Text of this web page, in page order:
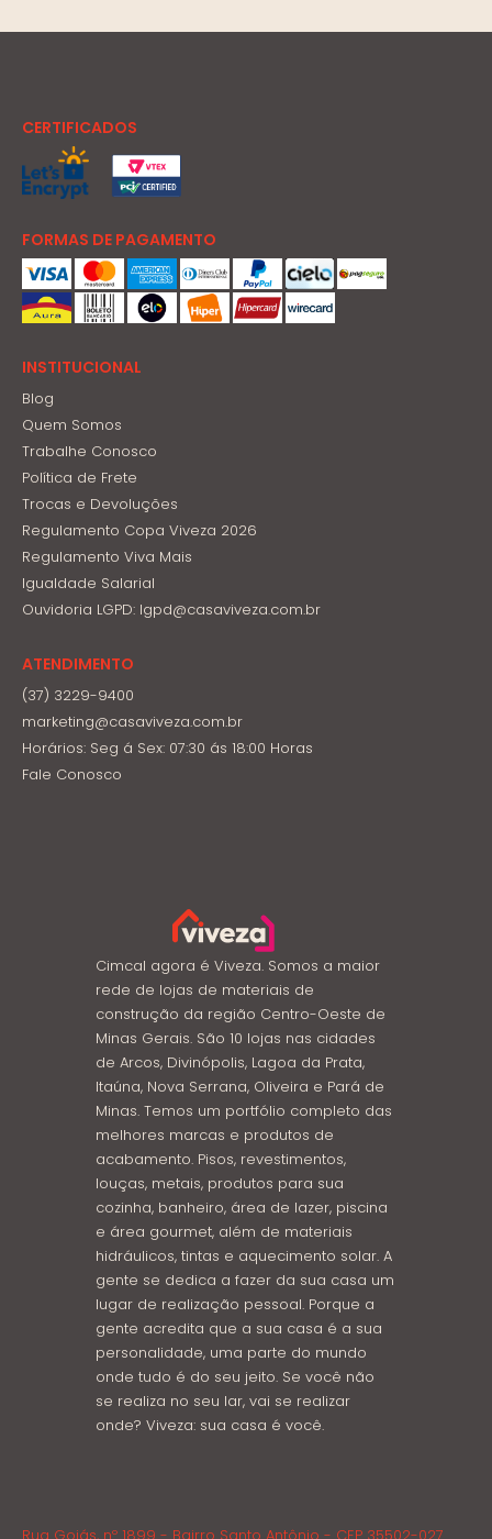
CERTIFICADOS
FORMAS DE PAGAMENTO
INSTITUCIONAL
Blog
Quem Somos
Trabalhe Conosco
Política de Frete
Trocas e Devoluções
Regulamento Copa Viveza 2026
Regulamento Viva Mais
Igualdade Salarial
Ouvidoria LGPD: lgpd@casaviveza.com.br
ATENDIMENTO
(37) 3229-9400
marketing@casaviveza.com.br
Horários: Seg á Sex: 07:30 ás 18:00 Horas
Fale Conosco
Cimcal agora é Viveza. Somos a maior
rede de lojas de materiais de
construção da região Centro-Oeste de
Minas Gerais. São 10 lojas nas cidades
de Arcos, Divinópolis, Lagoa da Prata,
Itaúna, Nova Serrana, Oliveira e Pará de
Minas. Temos um portfólio completo das
melhores marcas e produtos de
acabamento. Pisos, revestimentos,
louças, metais, produtos para sua
cozinha, banheiro, área de lazer, piscina
e área gourmet, além de materiais
hidráulicos, tintas e aquecimento solar. A
gente se dedica a fazer da sua casa um
lugar de realização pessoal. Porque a
gente acredita que a sua casa é a sua
personalidade, uma parte do mundo
onde tudo é do seu jeito. Se você não
se realiza no seu lar, vai se realizar
onde? Viveza: sua casa é você.